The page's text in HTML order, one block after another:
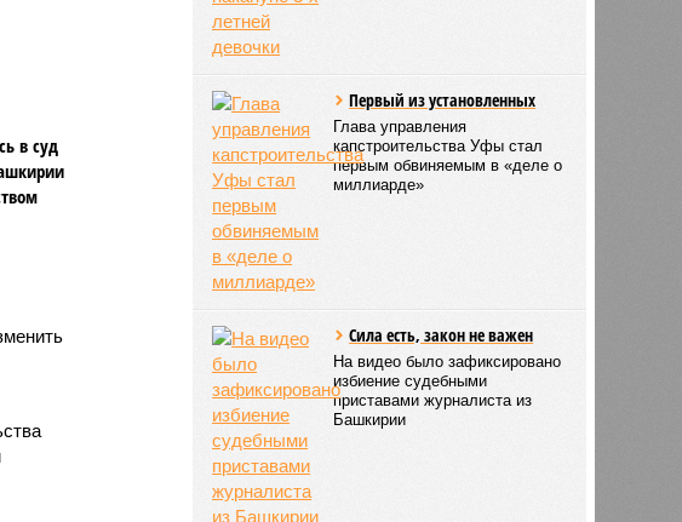
в суд
Первый из установленных
Глава управления
капстроительства Уфы стал
первым обвиняемым в «деле о
миллиарде»
Сила есть, закон не важен
На видео было зафиксировано
избиение судебными
приставами журналиста из
Башкирии